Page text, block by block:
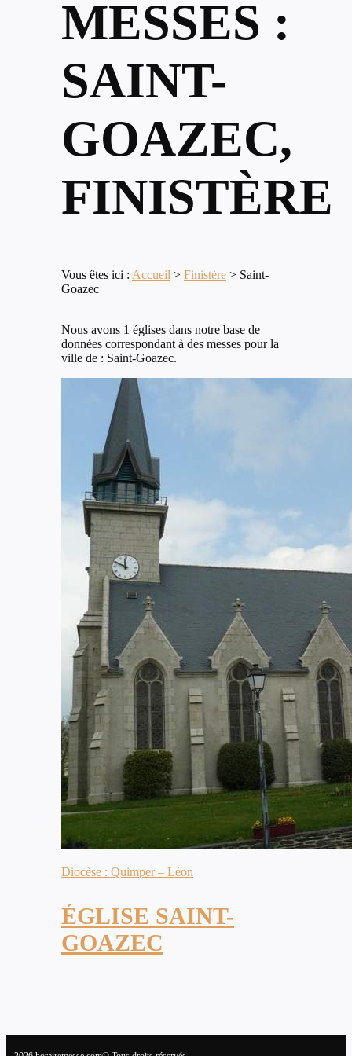
MESSES :
SAINT-
GOAZEC,
FINISTÈRE
Vous êtes ici : Accueil > Finistère > Saint-
Goazec
Nous avons 1 églises dans notre base de
données correspondant à des messes pour la
ville de : Saint-Goazec.
Diocèse : Quimper – Léon
ÉGLISE SAINT-
GOAZEC